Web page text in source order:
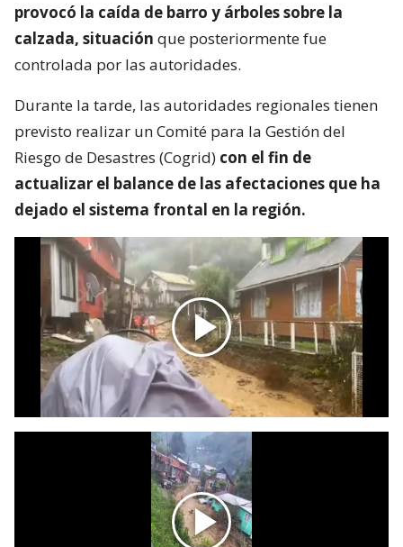
provocó la caída de barro y árboles sobre la
calzada, situación que posteriormente fue
controlada por las autoridades.
Durante la tarde, las autoridades regionales tienen
previsto realizar un Comité para la Gestión del
Riesgo de Desastres (Cogrid) con el fin de
actualizar el balance de las afectaciones que ha
dejado el sistema frontal en la región.